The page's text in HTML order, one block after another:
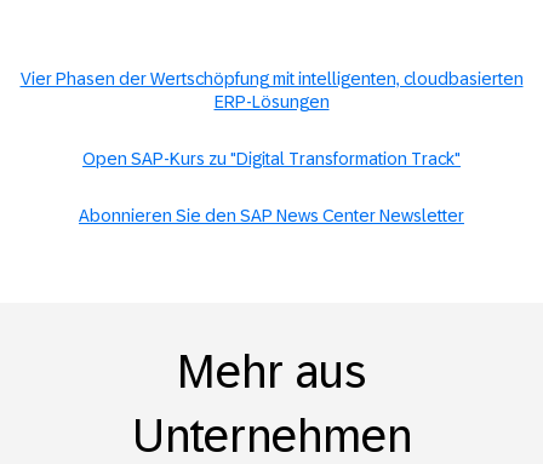
Vier Phasen der Wertschöpfung mit intelligenten, cloudbasierten
ERP-Lösungen
Open SAP-Kurs zu "Digital Transformation Track"
Abonnieren Sie den SAP News Center Newsletter
Mehr aus
Unternehmen